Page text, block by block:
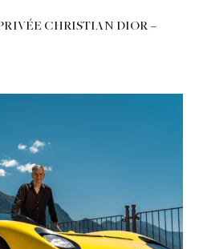
CHRISTIAN DIOR –